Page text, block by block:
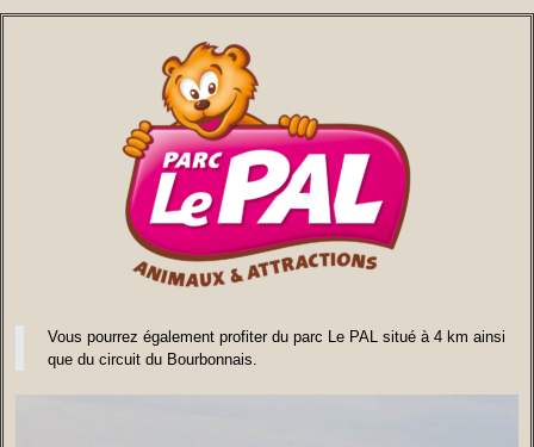
Vous pourrez également profiter du parc Le PAL situé à 4 km ainsi
que du circuit du Bourbonnais.